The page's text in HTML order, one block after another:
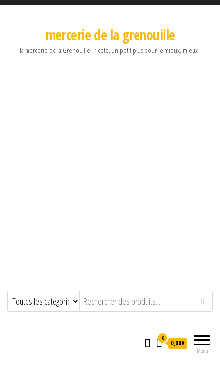
mercerie de la grenouille
la mercerie de la Grenouille Tricote, un petit plus pour le mieux, mieux !
Menu
0
0,00€